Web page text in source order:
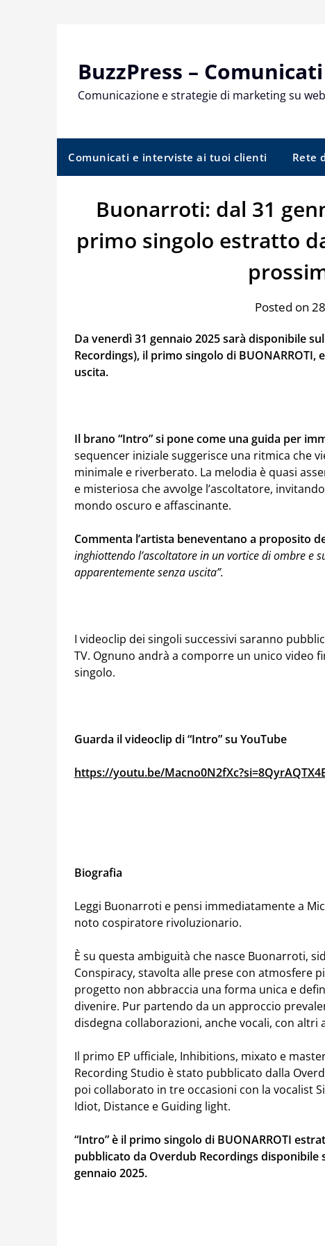
BuzzPress –
Comunicazione e strategie di marketing su web
Comunicati e interviste ai tuoi clienti Rete
Buonarroti: dal 31
primo singolo estratto
Posted on
Da venerdì 31 gennaio 2025 sarà disponibile
Recordings), il primo singolo di BUONARROTI,
uscita.
Il brano “Intro” si pone come una guida per
sequencer iniziale suggerisce una ritmica che
minimale e riverberato. La melodia è quasi
e misteriosa che avvolge l’ascoltatore,
mondo oscuro e affascinante.
Commenta l’artista beneventano a proposito
inghiottendo l’ascoltatore in un vortice di ombre e
apparentemente senza uscita”.
I videoclip dei singoli successivi saranno
TV. Ognuno andrà a comporre un unico video
singolo.
Guarda il videoclip di “Intro” su YouTube
https://youtu.be/
Biografia
Leggi Buonarroti e pensi immediatamente a
noto cospiratore rivoluzionario.
È su questa ambiguità che nasce Buonarroti,
Conspiracy, stavolta alle prese con atmosfere
progetto non abbraccia una forma unica e
divenire. Pur partendo da un approccio
disdegna collaborazioni, anche vocali, con altri
Il primo EP ufficiale, Inhibitions, mixato e
Recording Studio è stato pubblicato dalla
poi collaborato in tre occasioni con la vocalist
Idiot, Distance e Guiding light.
“Intro” è il primo singolo di BUONARROTI
pubblicato da Overdub Recordings
gennaio 2025.